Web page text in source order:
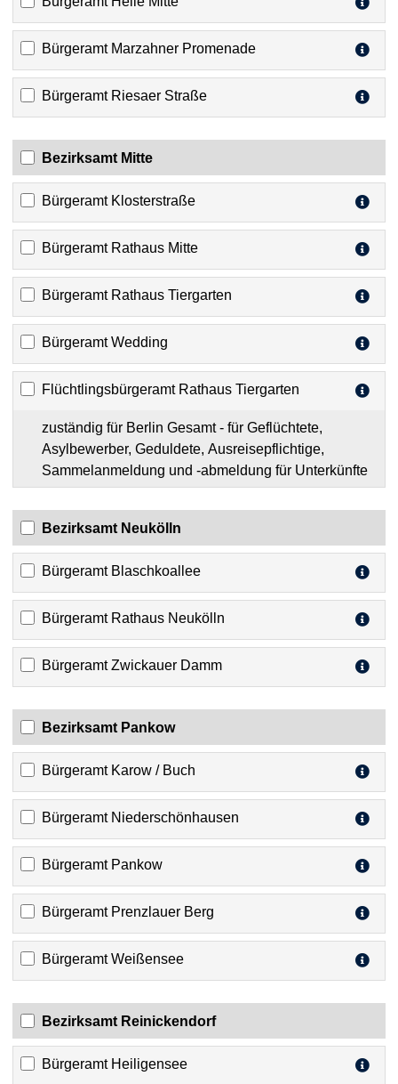
Bürgeramt Marzahner Promenade
Bürgeramt Riesaer Straße
Bezirksamt Mitte
Bürgeramt Klosterstraße
Bürgeramt Rathaus Mitte
Bürgeramt Rathaus Tiergarten
Bürgeramt Wedding
Flüchtlingsbürgeramt Rathaus Tiergarten
zuständig für Berlin Gesamt - für Geflüchtete,
Asylbewerber, Geduldete, Ausreisepflichtige,
Sammelanmeldung und -abmeldung für Unterkünfte
Bezirksamt Neukölln
Bürgeramt Blaschkoallee
Bürgeramt Rathaus Neukölln
Bürgeramt Zwickauer Damm
Bezirksamt Pankow
Bürgeramt Karow / Buch
Bürgeramt Niederschönhausen
Bürgeramt Pankow
Bürgeramt Prenzlauer Berg
Bürgeramt Weißensee
Bezirksamt Reinickendorf
Bürgeramt Heiligensee